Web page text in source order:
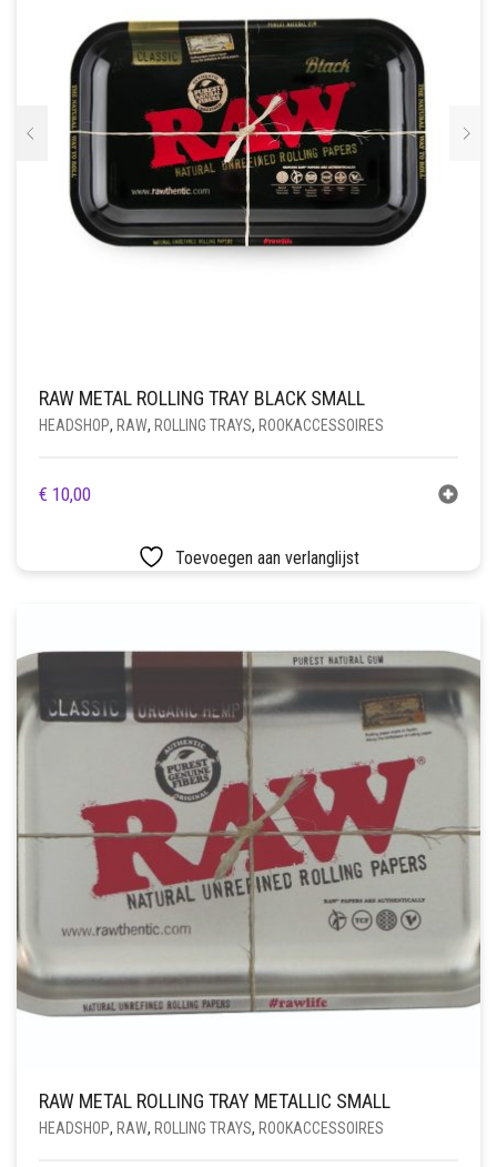
RAW METAL ROLLING TRAY BLACK SMALL
HEADSHOP, RAW, ROLLING TRAYS, ROOKACCESSOIRES
€ 10,00
Toevoegen aan verlanglijst
RAW METAL ROLLING TRAY METALLIC SMALL
HEADSHOP, RAW, ROLLING TRAYS, ROOKACCESSOIRES